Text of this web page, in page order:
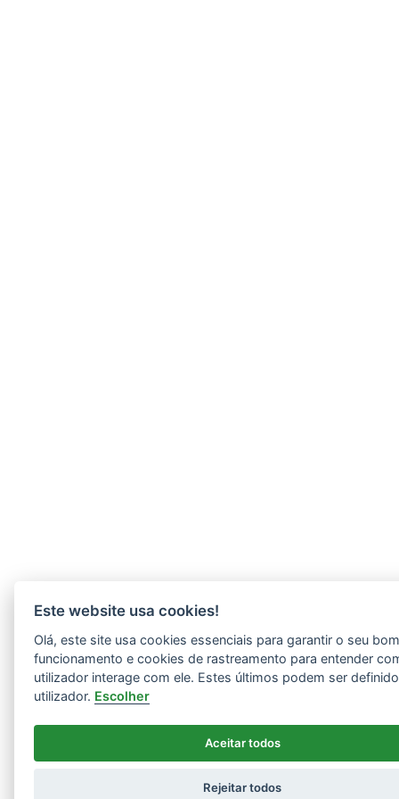
Este website usa cookies!
Olá, este site usa cookies essenciais para garantir o seu
funcionamento e cookies de rastreamento para entender
utilizador interage com ele. Estes últimos podem ser
utilizador. Escolher
Aceitar todos
Rejeitar todos